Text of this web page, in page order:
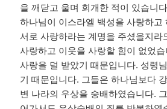
을 깨닫고 울며 회개한 적이 있습니다
하나님이 이스라엘 백성을 사랑하고
서로 사랑하라는 계명을 주셨을지라
사랑하고 이웃을 사랑할 힘이 없었
사랑을 덜 받았기 때문입니다. 성령
기 때문입니다. 그들은 하나님보다
변 나라의 우상을 숭배하였습니다.